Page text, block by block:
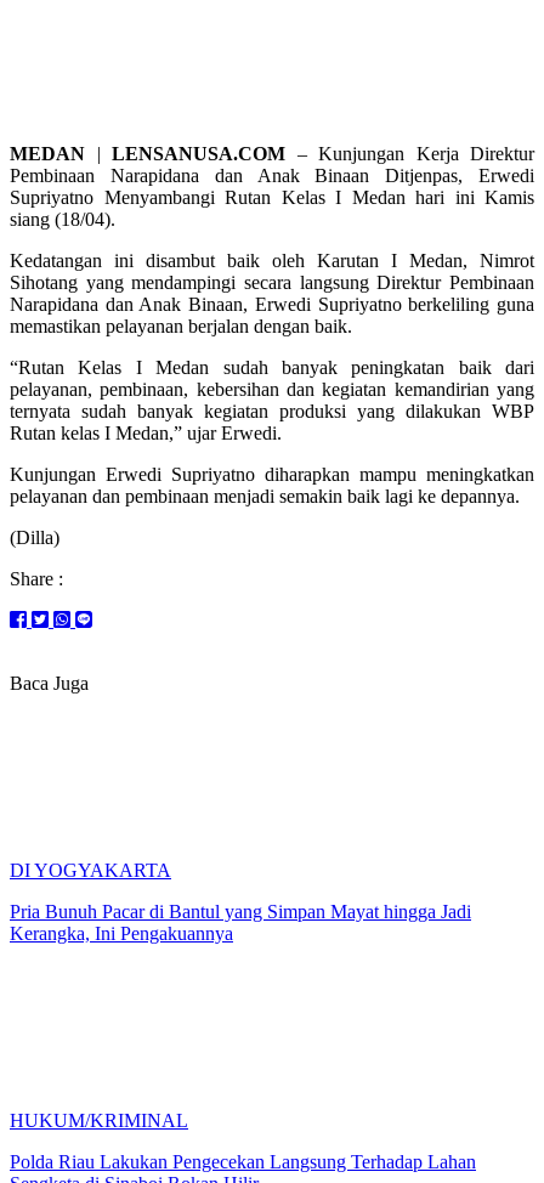
MEDAN | LENSANUSA.COM – Kunjungan Kerja Direktur
Pembinaan Narapidana dan Anak Binaan Ditjenpas, Erwedi
Supriyatno Menyambangi Rutan Kelas I Medan hari ini Kamis
siang (18/04).
Kedatangan ini disambut baik oleh Karutan I Medan, Nimrot
Sihotang yang mendampingi secara langsung Direktur Pembinaan
Narapidana dan Anak Binaan, Erwedi Supriyatno berkeliling guna
memastikan pelayanan berjalan dengan baik.
“Rutan Kelas I Medan sudah banyak peningkatan baik dari
pelayanan, pembinaan, kebersihan dan kegiatan kemandirian yang
ternyata sudah banyak kegiatan produksi yang dilakukan WBP
Rutan kelas I Medan,” ujar Erwedi.
Kunjungan Erwedi Supriyatno diharapkan mampu meningkatkan
pelayanan dan pembinaan menjadi semakin baik lagi ke depannya.
(Dilla)
Share :
Baca Juga
DI YOGYAKARTA
Pria Bunuh Pacar di Bantul yang Simpan Mayat hingga Jadi
Kerangka, Ini Pengakuannya
HUKUM/KRIMINAL
Polda Riau Lakukan Pengecekan Langsung Terhadap Lahan